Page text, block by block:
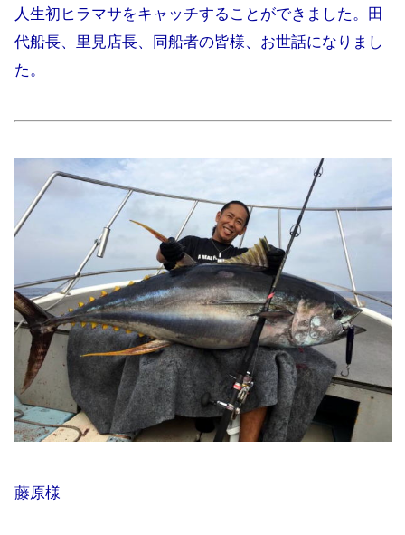
人生初ヒラマサをキャッチすることができました。田
代船長、里見店長、同船者の皆様、お世話になりまし
た。
藤原様